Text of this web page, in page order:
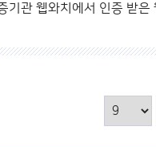
기관 웹와치에서 인증 받은